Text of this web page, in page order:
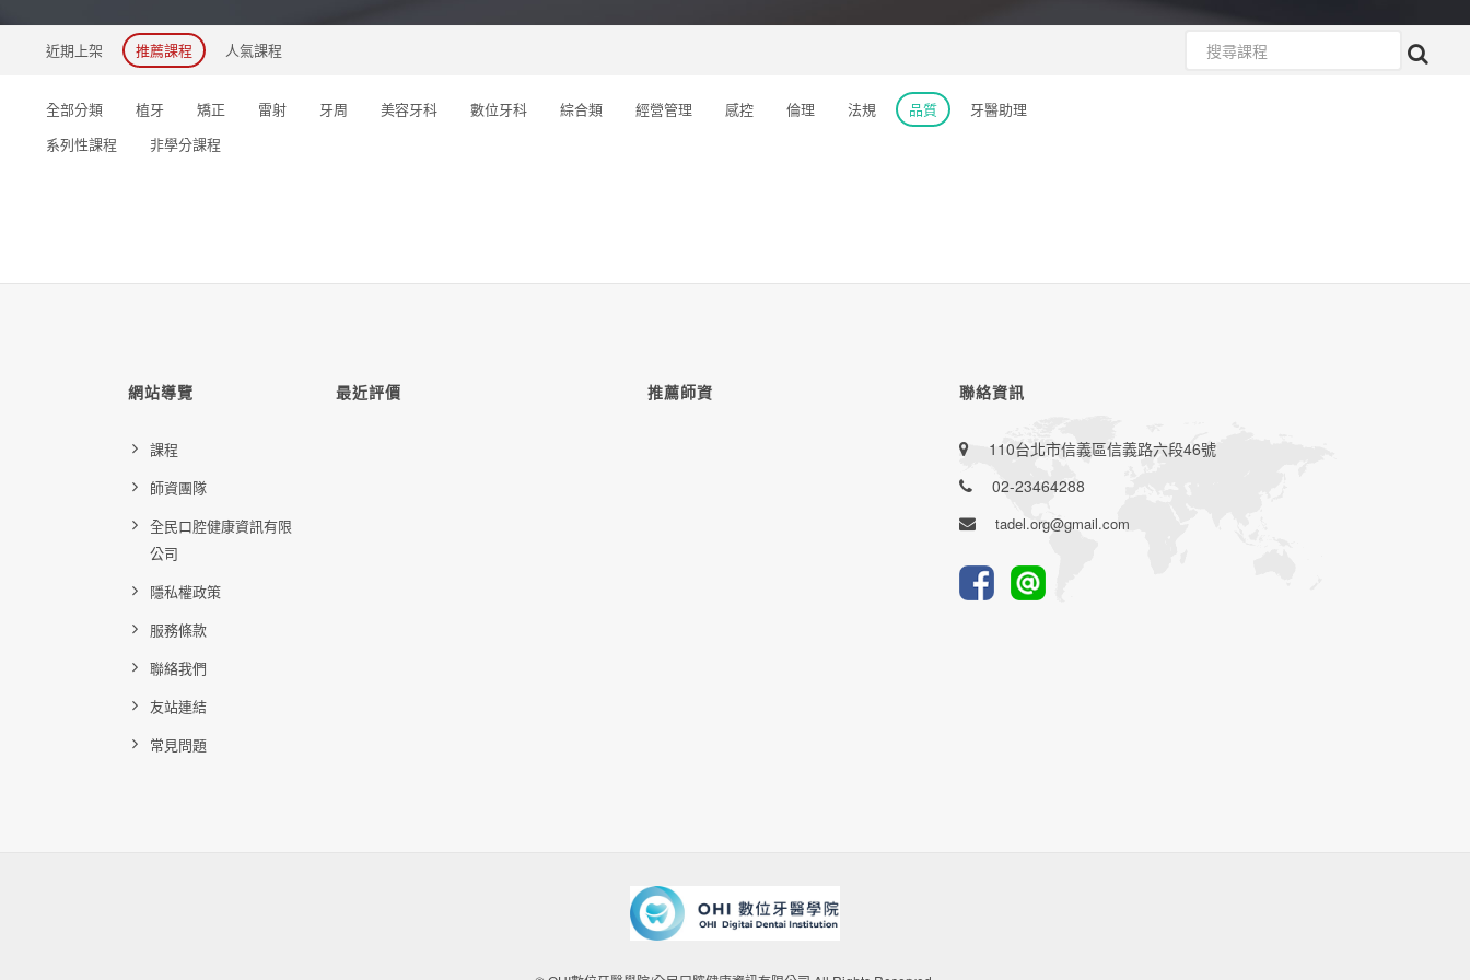
近期上架 推薦課程 人氣課程
全部分類 植牙 矯正 雷射 牙周 美容牙科 數位牙科 綜合類 經營管理 感控 倫理 法規 品質
牙醫助理
系列性課程
非學分課程
網站導覽
課程
師資團隊
全民口腔健康資訊有限
公司
隱私權政策
服務條款
聯絡我們
友站連結
常見問題
最近評價 推薦師資 聯絡資訊
110台北市信義區信義路六段46號
02-23464288
tadel.org@gmail.com